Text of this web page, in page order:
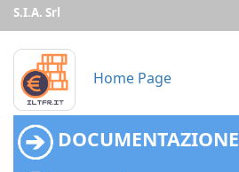
S.I.A. Srl
Home Page
DOCUMENTAZIONE